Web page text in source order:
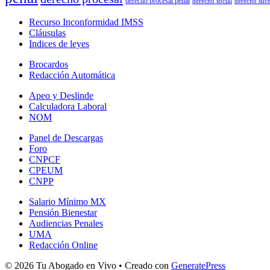
Recurso Inconformidad IMSS
Cláusulas
Indices de leyes
Brocardos
Redacción Automática
Apeo y Deslinde
Calculadora Laboral
NOM
Panel de Descargas
Foro
CNPCF
CPEUM
CNPP
Salario Mínimo MX
Pensión Bienestar
Audiencias Penales
UMA
Redacción Online
© 2026 Tu Abogado en Vivo • Creado con GeneratePress